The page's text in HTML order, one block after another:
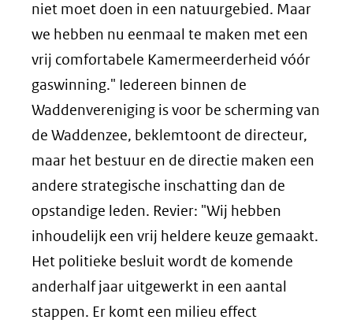
niet moet doen in een natuurgebied. Maar
we hebben nu eenmaal te maken met een
vrij comfortabele Kamermeerderheid vóór
gaswinning." Iedereen binnen de
Waddenvereniging is voor be scherming van
de Waddenzee, beklemtoont de directeur,
maar het bestuur en de directie maken een
andere strategische inschatting dan de
opstandige leden. Revier: "Wij hebben
inhoudelijk een vrij heldere keuze gemaakt.
Het politieke besluit wordt de komende
anderhalf jaar uitgewerkt in een aantal
stappen. Er komt een milieu effect